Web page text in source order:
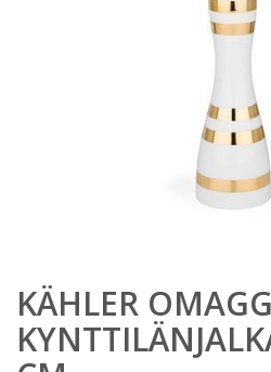
KÄHLER